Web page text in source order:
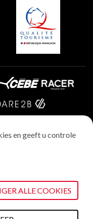
en geeft u controle
ALLE COOKIES